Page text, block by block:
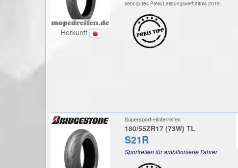
Herkunft
sehr gutes Preis/Leistungsverhältnis 2019
Supersport-Hinterreifen
180/55ZR17 (73W) TL
S21R
Sportreifen für ambitionierte Fahrer